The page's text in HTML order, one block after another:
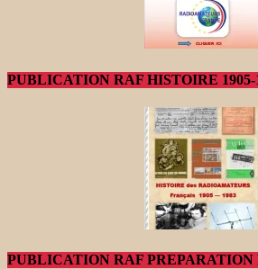
PUBLICATION RAF HISTOIRE 1905-
PUBLICATION RAF PREPARATION